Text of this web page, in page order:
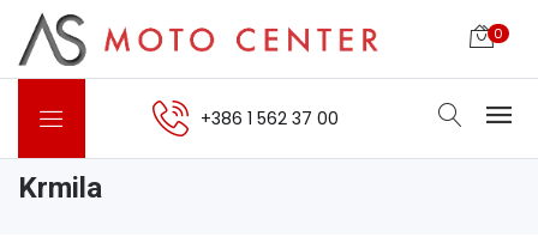
0
+386 1 562 37 00
Krmila